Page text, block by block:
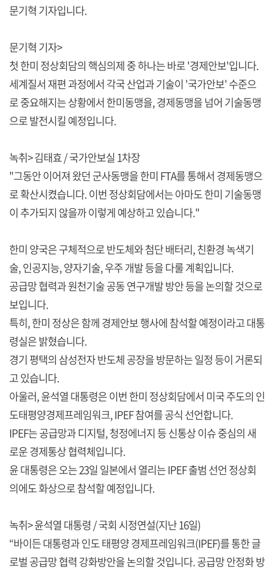
문기혁 기자입니다.
문기혁 기자>
첫 한미 정상회담의 핵심의제 중 하나는 바로 '경제안보'입니다.
세계질서 재편 과정에서 각국 산업과 기술이 '국가안보' 수준으
로 중요해지는 상황에서 한미동맹을, 경제동맹을 넘어 기술동맹
으로 발전시킬 예정입니다.
녹취> 김태효 / 국가안보실 1차장
"그동안 이어져 왔던 군사동맹을 한미 FTA를 통해서 경제동맹으
로 확산시켰습니다. 이번 정상회담에서는 아마도 한미 기술동맹
이 추가되지 않을까 이렇게 예상하고 있습니다."
한미 양국은 구체적으로 반도체와 첨단 배터리, 친환경 녹색기
술, 인공지능, 양자기술, 우주 개발 등을 다룰 계획입니다.
공급망 협력과 원천기술 공동 연구개발 방안 등을 논의할 것으로
보입니다.
특히, 한미 정상은 함께 경제안보 행사에 참석할 예정이라고 대통
령실은 밝혔습니다.
경기 평택의 삼성전자 반도체 공장을 방문하는 일정 등이 거론되
고 있습니다.
아울러, 윤석열 대통령은 이번 한미 정상회담에서 미국 주도의 인
도태평양경제프레임워크, IPEF 참여를 공식 선언합니다.
IPEF는 공급망과 디지털, 청정에너지 등 신통상 이슈 중심의 새
로운 경제통상 협력체입니다.
윤 대통령은 오는 23일 일본에서 열리는 IPEF 출범 선언 정상회
의에도 화상으로 참석할 예정입니다.
녹취> 윤석열 대통령 / 국회 시정연설(지난 16일)
“바이든 대통령과 인도 태평양 경제프레임워크(IPEF)를 통한 글
로벌 공급망 협력 강화방안을 논의할 것입니다. 공급망 안정화 방